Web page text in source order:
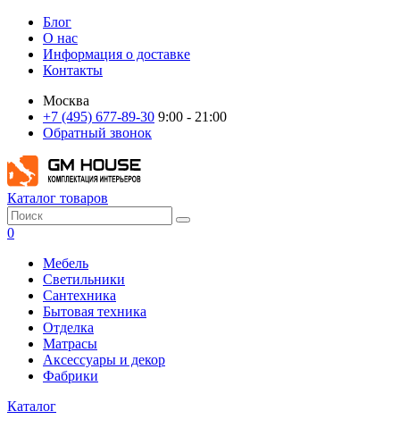
Блог
О нас
Информация о доставке
Контакты
Москва
+7 (495) 677-89-30 9:00 - 21:00
Обратный звонок
Каталог товаров
0
Мебель
Светильники
Сантехника
Бытовая техника
Отделка
Матрасы
Аксессуары и декор
Фабрики
Каталог